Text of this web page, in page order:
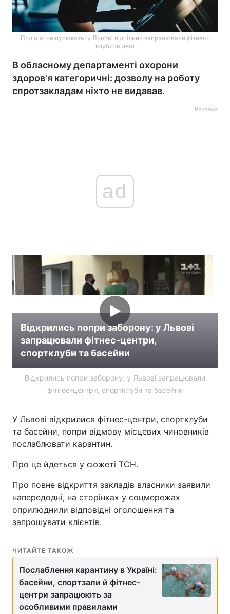
Поліцію не пускають: у Львові підпільно запрацювали фітнес-
клуби (відео)
В обласному департаменті охорони
здоров'я категоричні: дозволу на роботу
спротзакладам ніхто не видавав.
Реклама
ad
Відкрились попри заборону: у Львові
запрацювали фітнес-центри,
спортклуби та басейни
Відкрились попри заборону: у Львові запрацювали
фітнес-центри, спортклуби та басейни
У Львові відкрилися фітнес-центри, спортклуби
та басейни, попри відмову місцевих чиновників
послаблювати карантин.
Про це йдеться у сюжеті ТСН.
Про повне відкриття закладів власники заявили
напередодні, на сторінках у соцмережах
оприлюднили відповідні оголошення та
запрошувати клієнтів.
ЧИТАЙТЕ ТАКОЖ
Послаблення карантину в Україні:
басейни, спортзали й фітнес-
центри запрацюють за
особливими правилами